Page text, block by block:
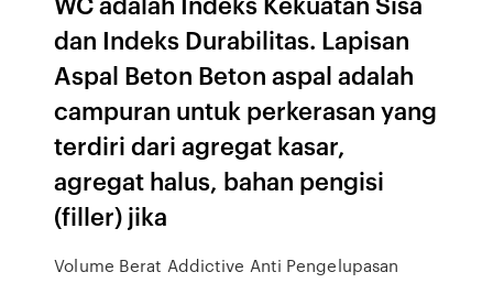
dan Indeks Durabilitas. Lapisan
Aspal Beton Beton aspal adalah
campuran untuk perkerasan yang
terdiri dari agregat kasar,
agregat halus, bahan pengisi
(filler) jika
Volume Berat Addictive Anti Pengelupasan